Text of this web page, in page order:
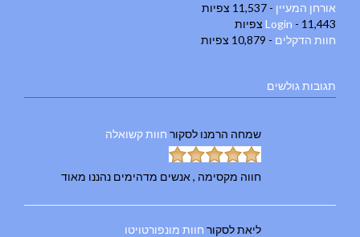
אורחן המעיין - 11,537 צפיות
Login - 11,443 צפיות
חוות הדקלים - 10,879 צפיות
תגובות גולשים
שמחה הרמנו לסקור חוות קשואלה
חווה מקסימה , אנשים מדהימים נהננו מאוד
ליאתלסקור חוות מונפורטויטו